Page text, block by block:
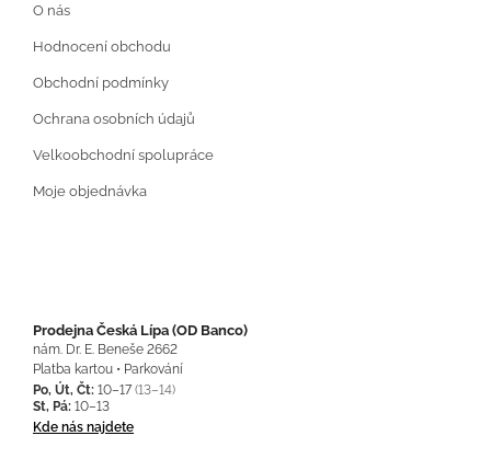
O nás
Hodnocení obchodu
Obchodní podmínky
Ochrana osobních údajů
Velkoobchodní spolupráce
Moje objednávka
Prodejna Česká Lípa (OD Banco)
nám. Dr. E. Beneše 2662
Platba kartou • Parkování
Po, Út, Čt: 10–17 (13–14)
St, Pá: 10–13
Kde nás najdete